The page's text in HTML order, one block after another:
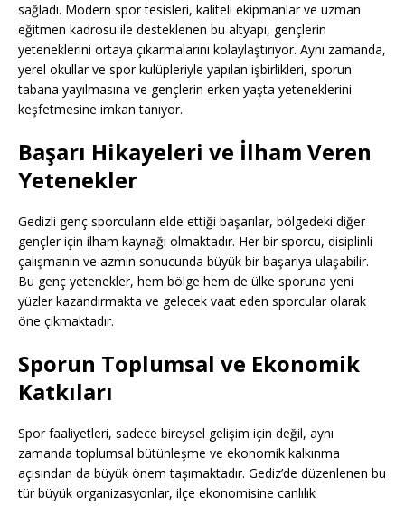
sağladı. Modern spor tesisleri, kaliteli ekipmanlar ve uzman
eğitmen kadrosu ile desteklenen bu altyapı, gençlerin
yeteneklerini ortaya çıkarmalarını kolaylaştırıyor. Aynı zamanda,
yerel okullar ve spor kulüpleriyle yapılan işbirlikleri, sporun
tabana yayılmasına ve gençlerin erken yaşta yeteneklerini
keşfetmesine imkan tanıyor.
Başarı Hikayeleri ve İlham Veren
Yetenekler
Gedizli genç sporcuların elde ettiği başarılar, bölgedeki diğer
gençler için ilham kaynağı olmaktadır. Her bir sporcu, disiplinli
çalışmanın ve azmin sonucunda büyük bir başarıya ulaşabilir.
Bu genç yetenekler, hem bölge hem de ülke sporuna yeni
yüzler kazandırmakta ve gelecek vaat eden sporcular olarak
öne çıkmaktadır.
Sporun Toplumsal ve Ekonomik
Katkıları
Spor faaliyetleri, sadece bireysel gelişim için değil, aynı
zamanda toplumsal bütünleşme ve ekonomik kalkınma
açısından da büyük önem taşımaktadır. Gediz’de düzenlenen bu
tür büyük organizasyonlar, ilçe ekonomisine canlılık